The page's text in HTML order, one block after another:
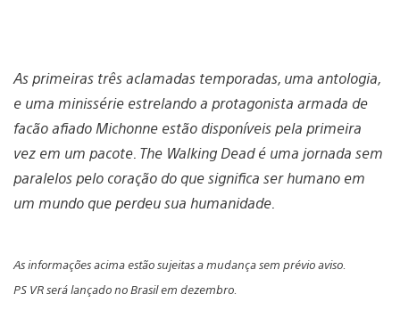
As primeiras três aclamadas temporadas, uma antologia,
e uma minissérie estrelando a protagonista armada de
facão afiado Michonne estão disponíveis pela primeira
vez em um pacote. The Walking Dead é uma jornada sem
paralelos pelo coração do que significa ser humano em
um mundo que perdeu sua humanidade.
As informações acima estão sujeitas a mudança sem prévio aviso.
PS VR será lançado no Brasil em dezembro.